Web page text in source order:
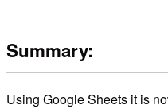
Summary:
Using Google Sheets it is